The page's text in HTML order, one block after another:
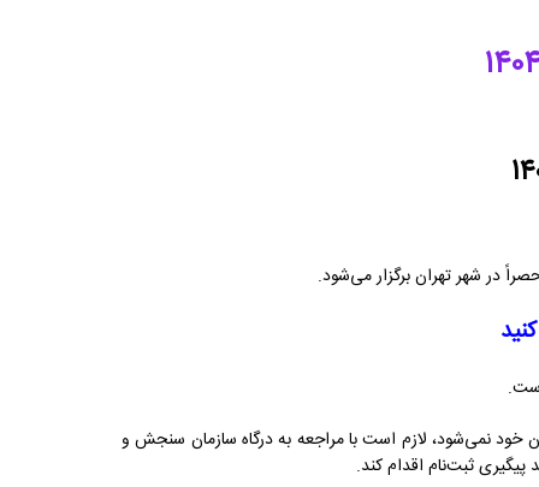
خود نمی‌شود، لازم است با مراجعه به درگاه سازمان سنجش و
ثبت‌نام اقدام کند.